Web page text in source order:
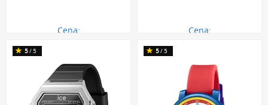
Cena:
Cena:
5/5 5/5